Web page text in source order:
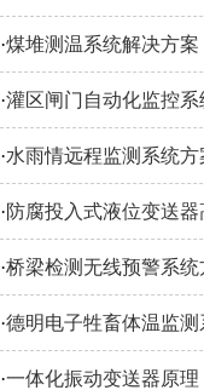
·煤堆测温系统解决方案
·灌区闸门自动化监控系
·水雨情远程监测系统方
·防腐投入式液位变送
·桥梁检测无线预警系统
·德明电子牲畜体温监测
·一体化振动变送器原理